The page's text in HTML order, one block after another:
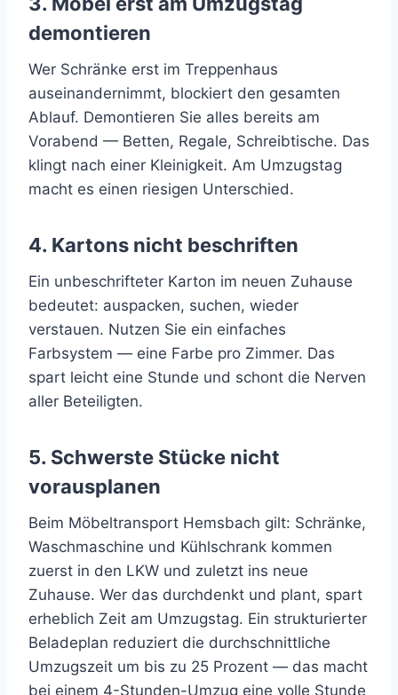
demontieren
Wer Schränke erst im Treppenhaus
auseinandernimmt, blockiert den gesamten
Ablauf. Demontieren Sie alles bereits am
Vorabend — Betten, Regale, Schreibtische. Das
klingt nach einer Kleinigkeit. Am Umzugstag
macht es einen riesigen Unterschied.
4. Kartons nicht beschriften
Ein unbeschrifteter Karton im neuen Zuhause
bedeutet: auspacken, suchen, wieder
verstauen. Nutzen Sie ein einfaches
Farbsystem — eine Farbe pro Zimmer. Das
spart leicht eine Stunde und schont die Nerven
aller Beteiligten.
5. Schwerste Stücke nicht
vorausplanen
Beim Möbeltransport Hemsbach gilt: Schränke,
Waschmaschine und Kühlschrank kommen
zuerst in den LKW und zuletzt ins neue
Zuhause. Wer das durchdenkt und plant, spart
erheblich Zeit am Umzugstag. Ein strukturierter
Beladeplan reduziert die durchschnittliche
Umzugszeit um bis zu 25 Prozent — das macht
bei einem 4-Stunden-Umzug eine volle Stunde